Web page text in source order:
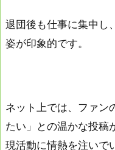
退団後も仕事に集中し
姿が印象的です。
ネット上では、ファン
たい」との温かな投稿
現活動に情熱を注いで